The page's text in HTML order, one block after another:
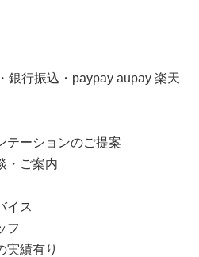
銀行振込・paypay aupay 楽天
テーションのご提案
・ご案内
イス
フ
実績有り